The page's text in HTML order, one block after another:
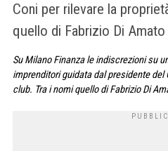
Coni per rilevare la
quello di Fabrizio Di
Su Milano Finanza le indiscrezioni su
imprenditori guidata dal presidente del
club. Tra i nomi quello di Fabrizio Di